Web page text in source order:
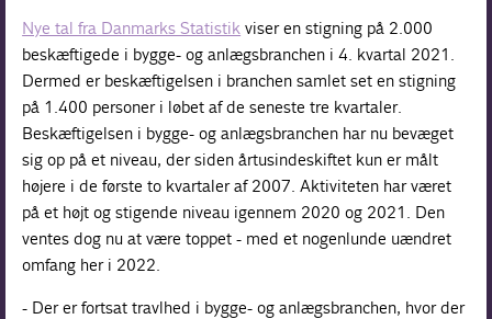
Nye tal fra Danmarks Statistik viser en stigning på 2.000
beskæftigede i bygge- og anlægsbranchen i 4. kvartal 2021.
Dermed er beskæftigelsen i branchen samlet set en stigning
på 1.400 personer i løbet af de seneste tre kvartaler.
Beskæftigelsen i bygge- og anlægsbranchen har nu bevæget
sig op på et niveau, der siden årtusindeskiftet kun er målt
højere i de første to kvartaler af 2007. Aktiviteten har været
på et højt og stigende niveau igennem 2020 og 2021. Den
ventes dog nu at være toppet - med et nogenlunde uændret
omfang her i 2022.
- Der er fortsat travlhed i bygge- og anlægsbranchen, hvor der